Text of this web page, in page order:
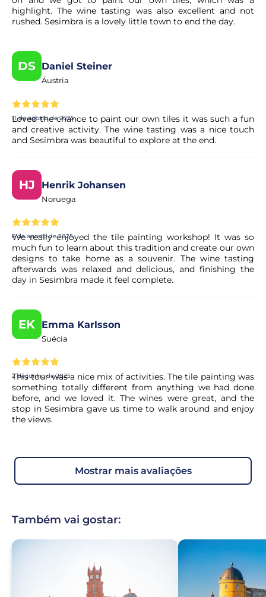
highlight. The wine tasting was also excellent and not
rushed. Sesimbra is a lovely little town to end the day.
DS Daniel Steiner
Áustria
11 de agosto de 2025
Loved the chance to paint our own tiles it was such a fun
and creative activity. The wine tasting was a nice touch
and Sesimbra was beautiful to explore at the end.
HJ Henrik Johansen
Noruega
6 de agosto de 2025
We really enjoyed the tile painting workshop! It was so
much fun to learn about this tradition and create our own
designs to take home as a souvenir. The wine tasting
afterwards was relaxed and delicious, and finishing the
day in Sesimbra made it feel complete.
EK Emma Karlsson
Suécia
2 de junho de 2025
This tour was a nice mix of activities. The tile painting was
something totally different from anything we had done
before, and we loved it. The wines were great, and the
stop in Sesimbra gave us time to walk around and enjoy
the views.
mostrar mais avaliações
Também vai gostar: